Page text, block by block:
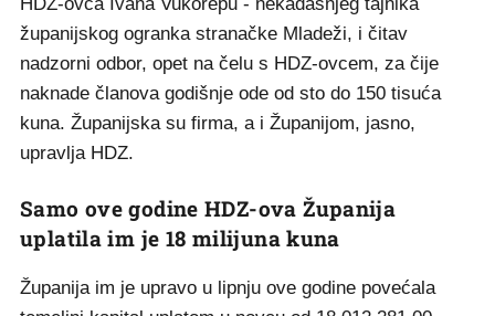
županijskog ogranka stranačke Mladeži, i čitav
nadzorni odbor, opet na čelu s HDZ-ovcem, za čije
naknade članova godišnje ode od sto do 150 tisuća
kuna. Županijska su firma, a i Županijom, jasno,
upravlja HDZ.
Samo ove godine HDZ-ova Županija
uplatila im je 18 milijuna kuna
Županija im je upravo u lipnju ove godine povećala